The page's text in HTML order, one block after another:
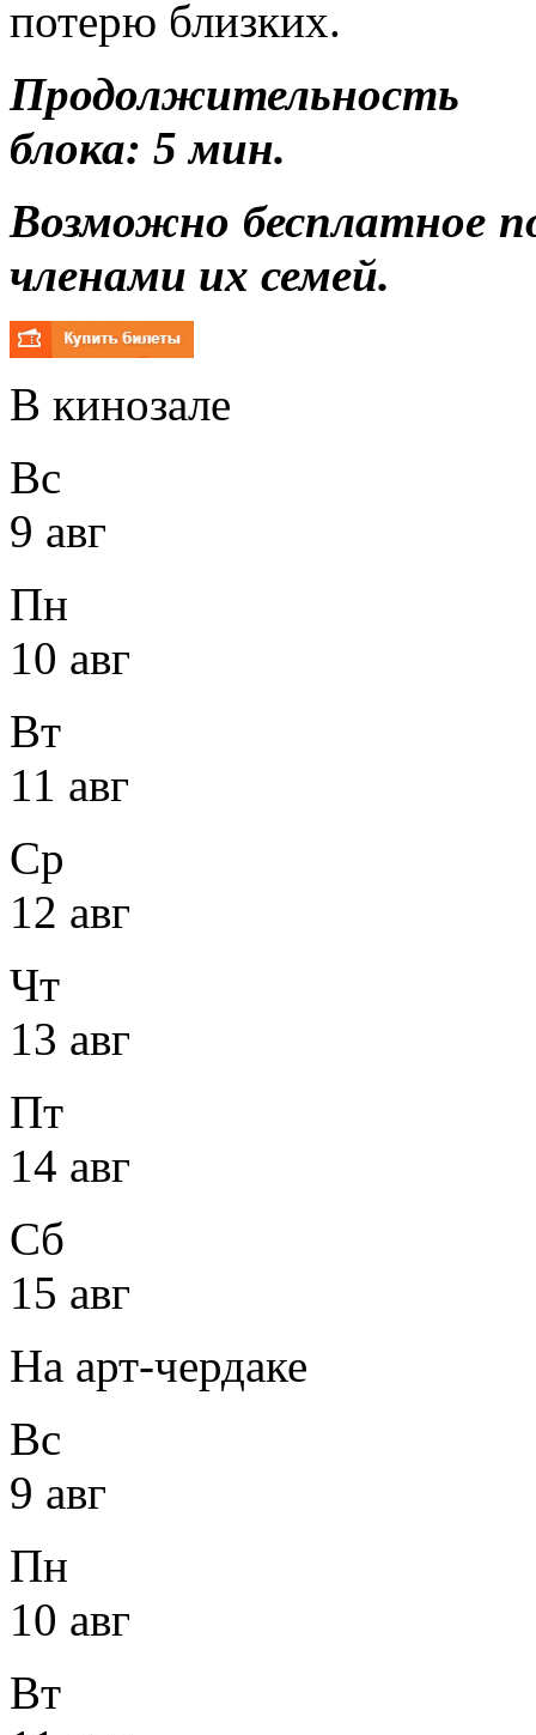
потерю близких.
Продолжительность
блока: 5 мин.
Возможно бесплатное
членами их семей.
В кинозале
Вс
9 авг
Пн
10 авг
Вт
11 авг
Ср
12 авг
Чт
13 авг
Пт
14 авг
Сб
15 авг
На арт-чердаке
Вс
9 авг
Пн
10 авг
Вт